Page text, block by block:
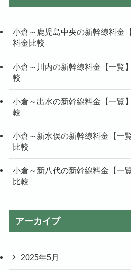
小倉～鹿児島中央の新幹線料金
料金比較
小倉～川内の新幹線料金【一覧
較
小倉～出水の新幹線料金【一覧
較
小倉～新水俣の新幹線料金【一
比較
小倉～新八代の新幹線料金【一
比較
アーカイブ
2025年5月